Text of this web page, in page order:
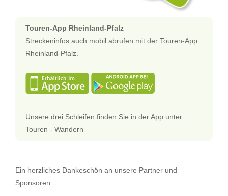
Touren-App Rheinland-Pfalz
Streckeninfos auch mobil abrufen mit der Touren-App
Rheinland-Pfalz.
Unsere drei Schleifen finden Sie in der App unter:
Touren - Wandern
Ein herzliches Dankeschön an unsere Partner und
Sponsoren: